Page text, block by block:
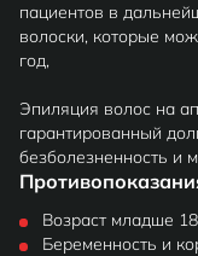
пациентов в
волоски, которые
год,
Эпиляция волос на
гарантированный
безболезненность и
Возраст младше
Беременность и